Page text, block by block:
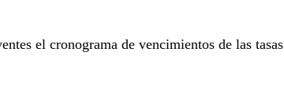
el cronograma de vencimientos de las tasas